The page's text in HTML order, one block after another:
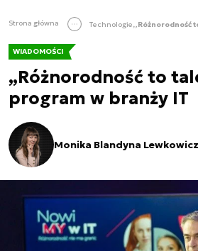
Strona główna Technologie
WIADOMOŚCI
„Różnorodność to
program w branży IT
Monika Blandyna Lewkowicz